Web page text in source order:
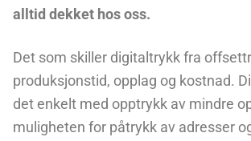
alltid dekket hos oss.
Det som skiller digitaltrykk fra
produksjonstid, opplag og kostnad.
det enkelt med opptrykk av mindre
muligheten for påtrykk av adresser